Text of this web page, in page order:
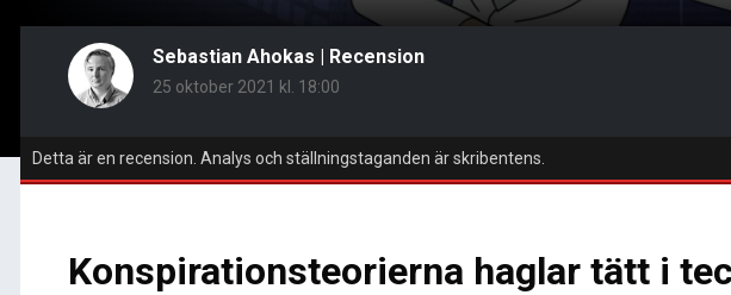
Sebastian Ahokas | Recension
25 oktober 2021 kl. 18:00
Detta är en recension. Analys och ställningstaganden är skribentens.
Konspirationsteorierna haglar tätt i